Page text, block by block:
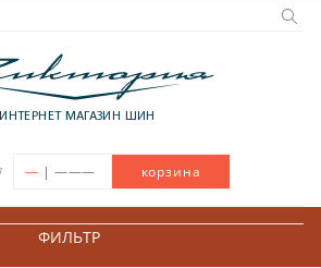
ИНТЕРНЕТ МАГАЗИН ШИН
— | ——— корзина
ФИЛЬТР